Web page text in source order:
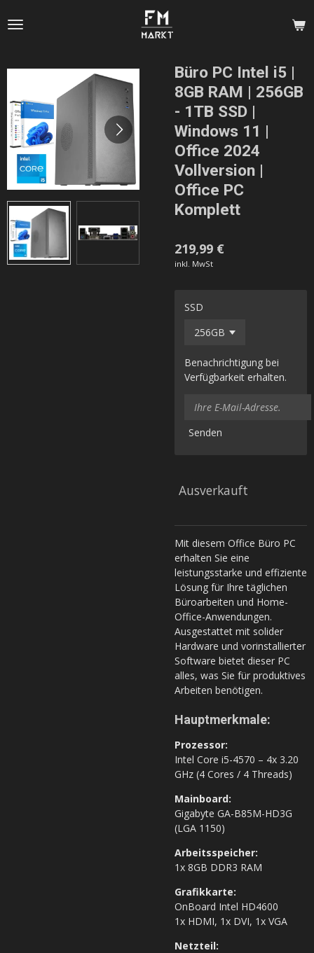
Hauptinhalt
Büro PC Intel i5 |
8GB RAM | 256GB
- 1TB SSD |
Windows 11 |
Office 2024
Vollversion |
Office PC
Komplett
219,99 €
inkl. MwSt
SSD
Benachrichtigung bei
Verfügbarkeit erhalten.
Senden
Ausverkauft
Mit diesem Office Büro PC
erhalten Sie eine
leistungsstarke und effiziente
Lösung für Ihre täglichen
Büroarbeiten und Home-
Office-Anwendungen.
Ausgestattet mit solider
Hardware und vorinstallierter
Software bietet dieser PC
alles, was Sie für produktives
Arbeiten benötigen.
Hauptmerkmale:
Prozessor:
Intel Core i5-4570 – 4x 3.20
GHz (4 Cores / 4 Threads)
Mainboard:
Gigabyte GA-B85M-HD3G
(LGA 1150)
Arbeitsspeicher:
1x 8GB DDR3 RAM
Grafikkarte:
OnBoard Intel HD4600
1x HDMI, 1x DVI, 1x VGA
Netzteil: